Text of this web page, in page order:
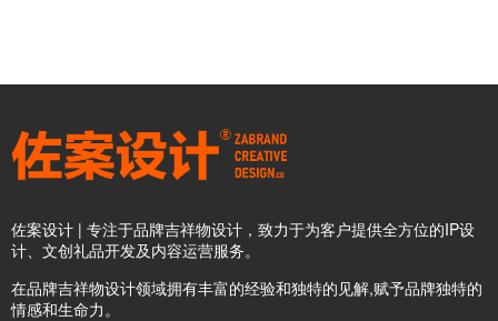
佐案设计 | 专注于品牌吉祥物设计，致力于为客户提供全方位的IP设
计、文创礼品开发及内容运营服务。
在品牌吉祥物设计领域拥有丰富的经验和独特的见解,赋予品牌独特的
情感和生命力。